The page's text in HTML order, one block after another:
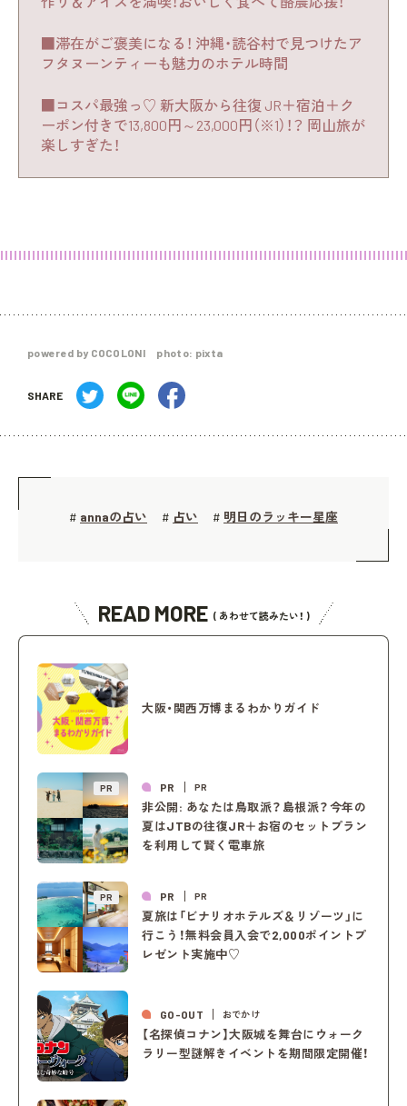
■滞在がご褒美になる！ 沖縄・読谷村で見つけたア
フタヌーンティーも魅力のホテル時間
■コスパ最強っ♡ 新大阪から往復 JR＋宿泊＋ク
ーポン付きで13,800円～23,000円（※1）！？ 岡山旅が
楽しすぎた！
powered by COCOLONI photo: pixta
SHARE
# annaの占い # 占い # 明日のラッキー星座
READ MORE ( あわせて読みたい！ )
大阪・関西万博まるわかりガイド
PR PR PR
非公開: あなたは鳥取派？島根派？今年の
夏はJTBの往復JR＋お宿のセットプラン
を利用して賢く電車旅
PR PR PR
夏旅は「ビナリオホテルズ＆リゾーツ」に
行こう！無料会員入会で2,000ポイントプ
レゼント実施中♡
GO-OUT おでかけ
【名探偵コナン】大阪城を舞台にウォーク
ラリー型謎解きイベントを期間限定開催！